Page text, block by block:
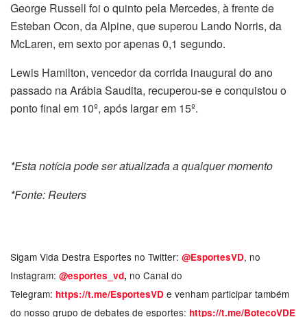
George Russell foi o quinto pela Mercedes, à frente de
Esteban Ocon, da Alpine, que superou Lando Norris, da
McLaren, em sexto por apenas 0,1 segundo.
Lewis Hamilton, vencedor da corrida inaugural do ano
passado na Arábia Saudita, recuperou-se e conquistou o
ponto final em 10º, após largar em 15º.
*Esta notícia pode ser atualizada a qualquer momento
*Fonte: Reuters
Sigam Vida Destra Esportes no Twitter: @EsportesVD, no
Instagram: @esportes_vd, no Canal do
Telegram: https://t.me/EsportesVD e venham participar também
do nosso grupo de debates de esportes: https://t.me/BotecoVDE